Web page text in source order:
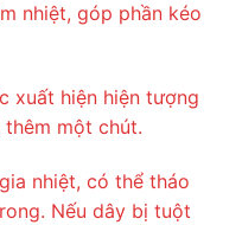
nhiệt, góp phần kéo
xuất hiện hiện tượng
thêm một chút.
nhiệt, có thể tháo
Nếu dây bị tuột